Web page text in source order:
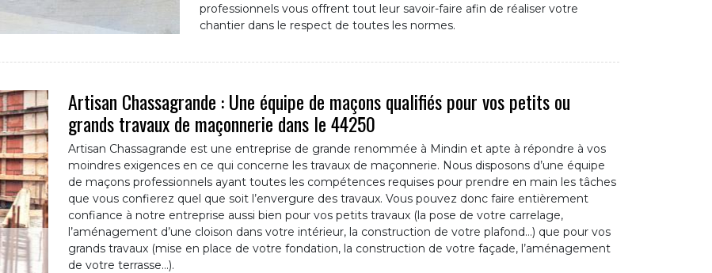
professionnels vous offrent tout leur savoir-faire afin de réaliser votre
chantier dans le respect de toutes les normes.
Artisan Chassagrande : Une équipe de maçons qualifiés pour vos petits ou
grands travaux de maçonnerie dans le 44250
Artisan Chassagrande est une entreprise de grande renommée à Mindin et apte à répondre à vos
moindres exigences en ce qui concerne les travaux de maçonnerie. Nous disposons d’une équipe
de maçons professionnels ayant toutes les compétences requises pour prendre en main les tâches
que vous confierez quel que soit l’envergure des travaux. Vous pouvez donc faire entièrement
confiance à notre entreprise aussi bien pour vos petits travaux (la pose de votre carrelage,
l’aménagement d’une cloison dans votre intérieur, la construction de votre plafond…) que pour vos
grands travaux (mise en place de votre fondation, la construction de votre façade, l’aménagement
de votre terrasse…).